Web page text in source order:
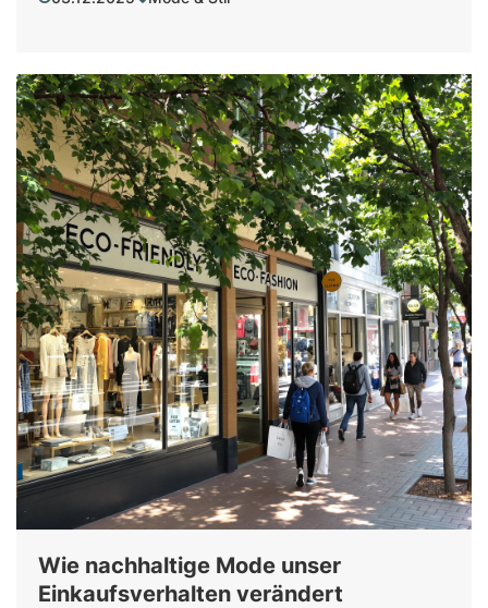
Wie nachhaltige Mode unser
Einkaufsverhalten verändert